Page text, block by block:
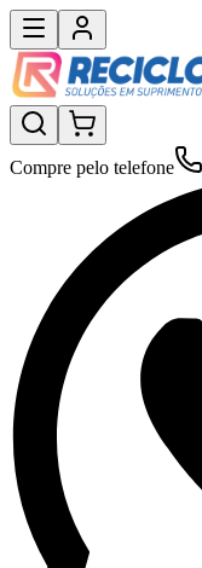
Compre pelo telefone